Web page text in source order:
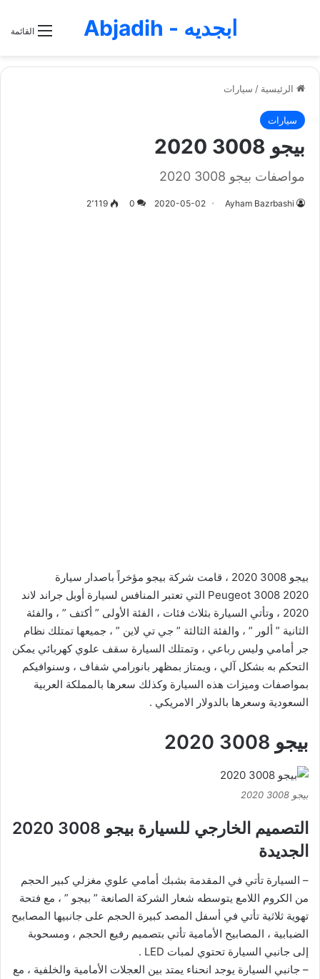
القائمة ابجديه - Abjadih
الرئيسية / سيارات
سيارات
بيجو 3008 2020
مواصفات بيجو 3008 2020
Ayham Bazrbashi
2020-05-02
0 2٬119
بيجو 3008 2020 ، قامت شركة بيجو مؤخراً باصدار سيارة
Peugeot 3008 2020 التي تعتبر المنافس لسيارة أوبل جراند لاند
2020 ، وتأتي السيارة بثلاث فئات ، الفئة الأولى ” أكتف ” ، والفئة
الثانية ” ألور ” ، والفئة الثالثة ” جي تي لاين ” ، جميعها تمتلك نظام
جر أمامي وليس رباعي ، وتمتلك السيارة سقف علوي كهربائي يمكن
التحكم به بشكل آلي ، ويمتاز بمظهر بانورامي شفاف ، وسنوافيكم
بمواصفات وميزات هذه السيارة وكذلك سعرها بالمملكة العربية
السعودية وسعرها بالدولار الامريكي .
بيجو 3008 2020
بيجو 3008 2020
التصميم الخارجي للسيارة بيجو 3008 2020
الجديدة
– السيارة تأتي في المقدمة بشبك أمامي علوي مغزلي كبير الحجم
من الكروم اللامع يتوسطه شعار الشركة الصانعة ” بيجو ” ، مع فتحة
تهوية ثلاثية تأتي في أسفل المصد كبيرة الحجم على جانبيها المصابيح
الضبابية ، المصابيح الأمامية تأتي بتصميم رفيع الحجم ، ومسحوبة
إلى جانبي السيارة تحتوي لمبات LED .
– جانبي السيارة يوجد انحناء يمتد بين العجلات الأمامية والخلفية ، مع